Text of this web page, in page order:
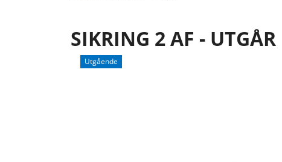
SIKRING 2 AF - UTGÅR
Utgående